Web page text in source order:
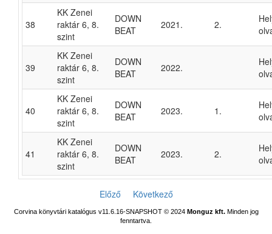
38
KK Zenei
raktár 6, 8.
szint
DOWN
BEAT
2021. 2.
39
KK Zenei
raktár 6, 8.
szint
DOWN
BEAT
2022.
40
KK Zenei
raktár 6, 8.
szint
DOWN
BEAT
2023. 1.
41
KK Zenei
raktár 6, 8.
szint
DOWN
BEAT
2023. 2.
Előző Következő
Corvina könyvtári katalógus v11.6.16-SNAPSHOT© 2024 Monguz kft.Minden jog
fenntartva.